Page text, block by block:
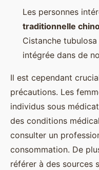
Les personnes
traditionnelle
Cistanche
intégrée dans de
Il est cependant
précautions. Les
individus sous
des conditions
consulter un
consommation. De
référer à des sources